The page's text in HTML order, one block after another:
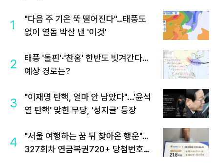
1
"다음 주 기온 뚝 떨어진다"…태풍도
없이 열돔 박살 낸 '이것'
2
태풍 '돌핀'·'찬홈' 한반도 빗겨간다…
예상 경로는?
3
"이재명 탄핵, 얼마 안 남았다"...'윤석
열 탄핵' 맞힌 무당, '성지글' 등장
4
"서울 여행하는 꿈 뒤 찾아온 행운"…
327회차 연금복권720+ 당첨번호조